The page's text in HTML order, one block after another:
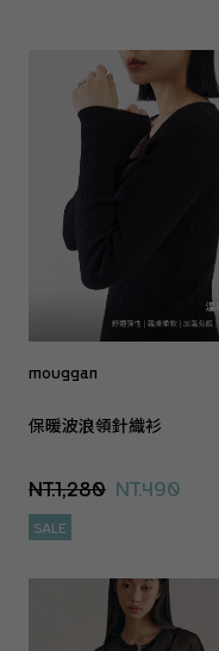
mouggan
保暖波浪領針織衫
NT.1,280 NT.490
SALE